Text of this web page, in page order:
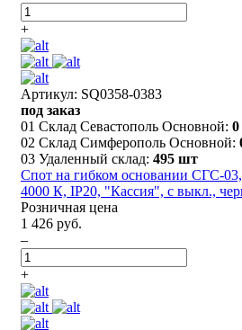
+
Артикул: SQ0358-0383
под заказ
01 Склад Севастополь Основной:
02 Склад Симферополь Основной:
03 Удаленный склад: 495 шт
Спот на гибком основании СГС-
4000 К, IP20, "Кассия", с выкл.,
Розничная цена
1 426 руб.
–
+